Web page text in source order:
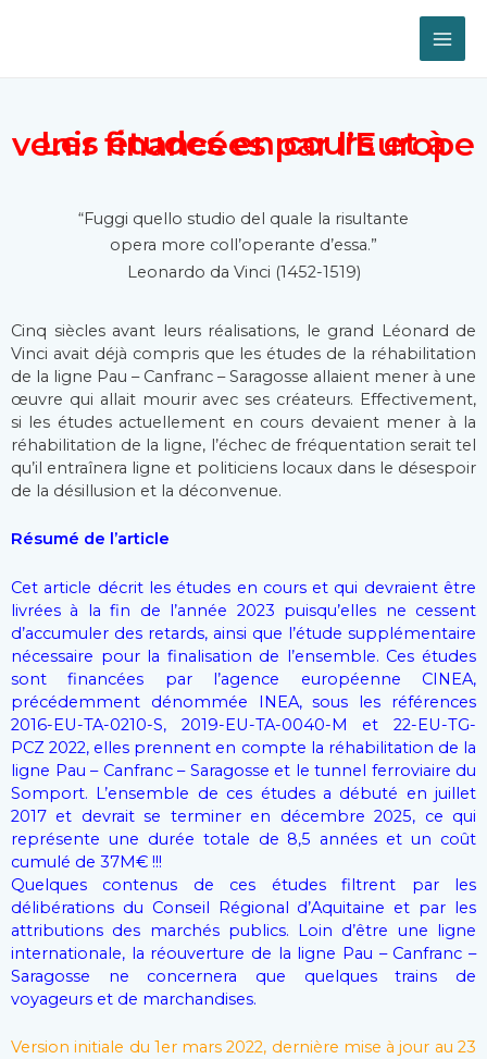
Les études en cours et à venir financées par l’Europe
“Fuggi quello studio del quale la risultante
opera more coll’operante d’essa.”
Leonardo da Vinci (1452-1519)
Cinq siècles avant leurs réalisations, le grand Léonard de
Vinci avait déjà compris que les études de la réhabilitation
de la ligne Pau – Canfranc – Saragosse allaient mener à une
œuvre qui allait mourir avec ses créateurs. Effectivement,
si les études actuellement en cours devaient mener à la
réhabilitation de la ligne, l’échec de fréquentation serait tel
qu’il entraînera ligne et politiciens locaux dans le désespoir
de la désillusion et la déconvenue.
Résumé de l’articl e
Cet article décrit les études en cours et qui devraient être
livrées à la fin de l’année 2023 puisqu’elles ne cessent
d’accumuler des retards, ainsi que l’étude supplémentaire
nécessaire pour la finalisation de l’ensemble. Ces études
sont financées par l’agence européenne CINEA,
précédemment dénommée INEA, sous les références
2016-EU-TA-0210-S, 2019-EU-TA-0040-M et 22-EU-TG-
PCZ 2022, elles prennent en compte la réhabilitation de la
ligne Pau – Canfranc – Saragosse et le tunnel ferroviaire du
Somport. L’ensemble de ces études a débuté en juillet
2017 et devrait se terminer en décembre 2025, ce qui
représente une durée totale de 8,5 années et un coût
cumulé de 37M€ !!!
Quelques contenus de ces études filtrent par les
délibérations du Conseil Régional d’Aquitaine et par les
attributions des marchés publics. Loin d’être une ligne
internationale, la réouverture de la ligne Pau – Canfranc –
Saragosse ne concernera que quelques trains de
voyageurs et de marchandises.
Version initiale du 1er mars 2022, dernière mise à jour au 23